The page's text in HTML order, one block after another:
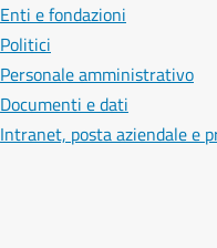
Enti e fondazioni
Politici
Personale amministrativo
Documenti e dati
Intranet, posta aziendale e